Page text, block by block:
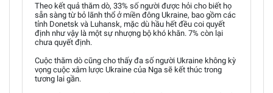
Theo kết quả thăm dò, 33% số người được hỏi cho biết họ
sẵn sàng từ bỏ lãnh thổ ở miền đông Ukraine, bao gồm các
tỉnh Donetsk và Luhansk, mặc dù hầu hết đều coi quyết
định như vậy là một sự nhượng bộ khó khăn. 7% còn lại
chưa quyết định.
Cuộc thăm dò cũng cho thấy đa số người Ukraine không kỳ
vọng cuộc xâm lược Ukraine của Nga sẽ kết thúc trong
tương lai gần.